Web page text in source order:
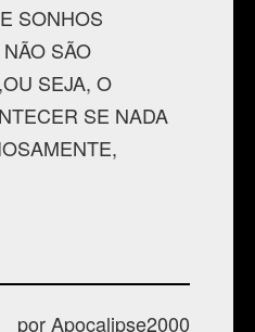
SONHOS
SÃO
SEJA, O
SE NADA
por Apocalipse2000